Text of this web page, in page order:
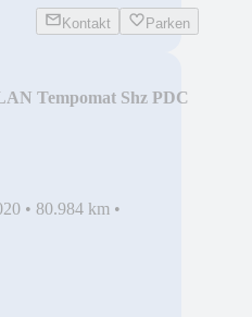
Kontakt Parken
Tempomat Shz PDC
• 80.984 km •